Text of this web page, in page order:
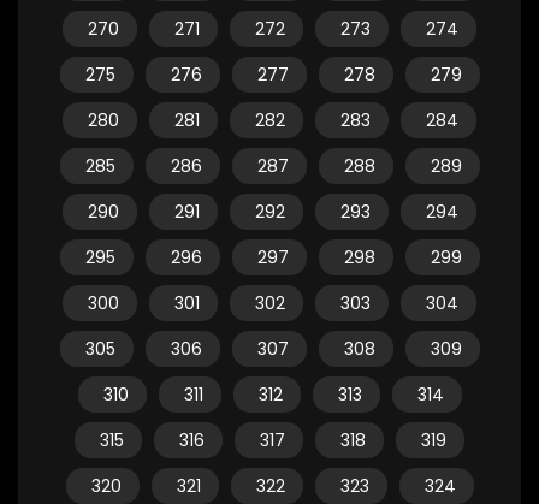
270
271 272 273
274
275
276 277 278
279
280
281 282 283
284
285
286 287 288
289
290
291 292 293
294
295
296 297 298
299
300
301 302 303
304
305
306 307 308
309
310
311 312 313
314
315
316 317 318
319
320
321 322 323
324